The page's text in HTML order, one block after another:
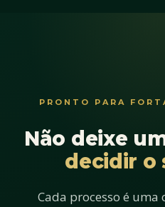
PRONTO PARA
Não deixe
decidir o
Cada processo é